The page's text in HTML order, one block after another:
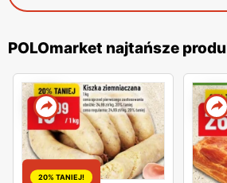
POLOmarket najtańsze
20% TANIEJ!